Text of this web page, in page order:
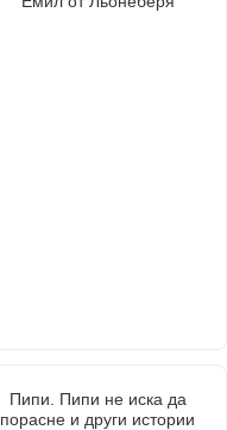
Пипи. Пипи не иска да
порасне и други истории